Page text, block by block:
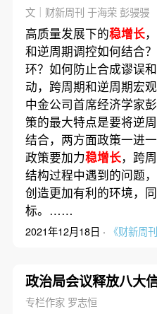
文｜财新周刊 于海荣 彭骎骎
高质量发展下的稳增长
和逆周期调控如何结合
环？如何防止合成谬误
动，跨周期和逆周期宏
中金公司首席经济学家
策的最大特点是要将逆
结合，两方面政策一进
政策要加力稳增长，跨
结构过程中遇到的问题
创造更加有利的环境，
标。……
2021年12月18日 · 《财新周
政治局会议释放八大
专栏作家 罗志恒